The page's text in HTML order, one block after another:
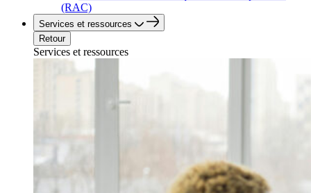
(RAC)
Services et ressources
Retour
Services et ressources